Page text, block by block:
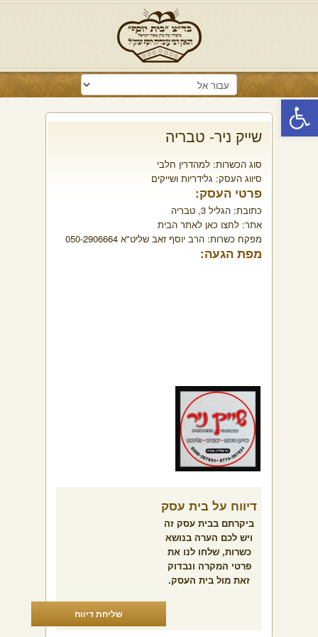
פתח סרגל נגישות
שייק ניר- טבריה
סוג הכשרות: למהדרין חלבי
סיווג העסק: גלידריות ושייקים
פרטי העסק:
כתובת: הגליל 3, טבריה
אתר: לחצו כאן לאתר הבית
מפקח כשרות: הרב יוסף זאב שליט"א 050-2906664
מפת הגעה:
דיווח על בית עסק
ביקרתם בבית עסק זה
ויש לכם הערה בנושא
כשרות, שלחו לנו את
פרטי המקרה ונבדוק
זאת מול בית העסק.
שליחת דיווח